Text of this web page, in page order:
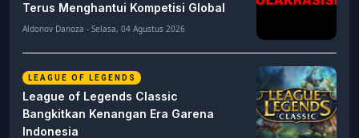
Terus Menghantui Kompetisi Global
Aldonov Danoza - Selasa, 04 Agustus 2026
LEAGUE OF LEGENDS
League of Legends Classic
Bangkitkan Kenangan Era Garena
Indonesia